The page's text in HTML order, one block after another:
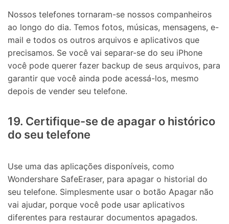
Nossos telefones tornaram-se nossos companheiros
ao longo do dia. Temos fotos, músicas, mensagens, e-
mail e todos os outros arquivos e aplicativos que
precisamos. Se você vai separar-se do seu iPhone
você pode querer fazer backup de seus arquivos, para
garantir que você ainda pode acessá-los, mesmo
depois de vender seu telefone.
19. Certifique-se de apagar o histórico
do seu telefone
Use uma das aplicações disponíveis, como
Wondershare SafeEraser, para apagar o historial do
seu telefone. Simplesmente usar o botão Apagar não
vai ajudar, porque você pode usar aplicativos
diferentes para restaurar documentos apagados.